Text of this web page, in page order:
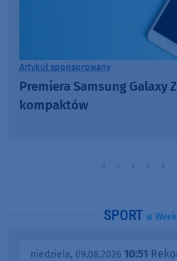
Artykuł sponsorowany
Premiera Samsung Galaxy
kompaktów
SPORT w
niedziela, 09.08.2026 10:51